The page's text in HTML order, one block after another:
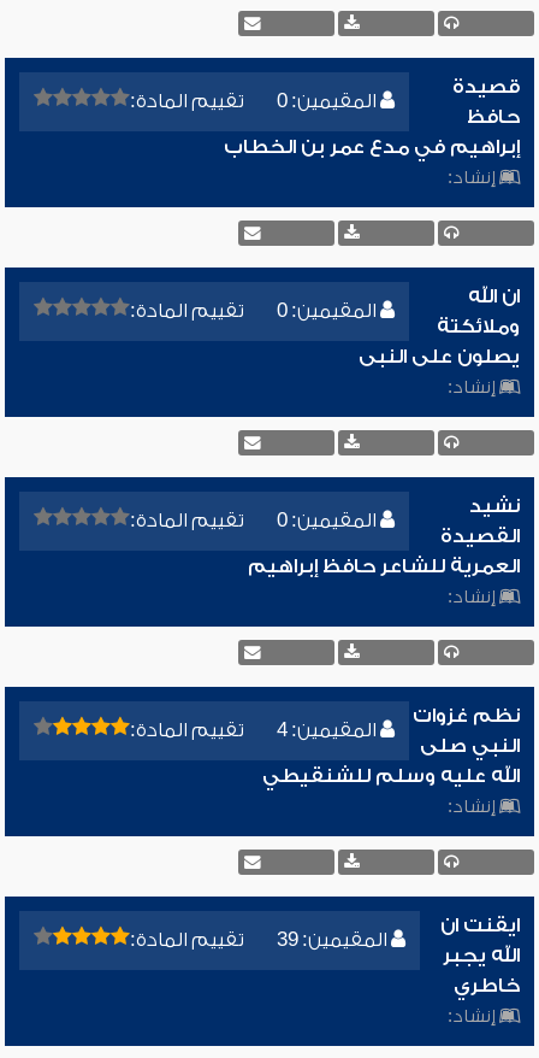
المقيمين: 0 تقييم المادة:
قصيدة
حافظ
إبراهيم في مدع عمر بن الخطاب
إنشاد:
المقيمين: 0 تقييم المادة:
ان الله
وملائكتة
يصلون على النبى
إنشاد:
المقيمين: 0 تقييم المادة:
نشيد
القصيدة
العمرية للشاعر حافظ إبراهيم
إنشاد:
المقيمين: 4 تقييم المادة:
نظم غزوات
النبي صلى
الله عليه وسلم للشنقيطي
إنشاد:
المقيمين: 39 تقييم المادة:
ايقنت ان
الله يجبر
خاطري
إنشاد: